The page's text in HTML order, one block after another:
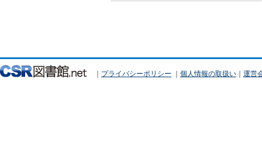
｜ プライバシーポリシー ｜ 個人情報の取扱い ｜ 運営